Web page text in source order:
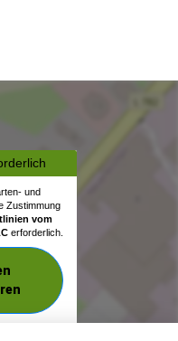
und
Zustimmung
vom
erforderlich.